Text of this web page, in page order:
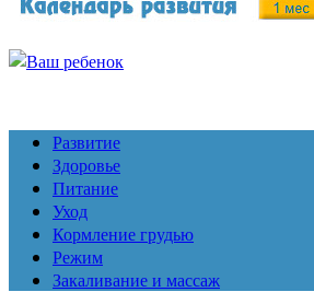
Развитие
Здоровье
Питание
Уход
Кормление грудью
Режим
Закаливание и массаж